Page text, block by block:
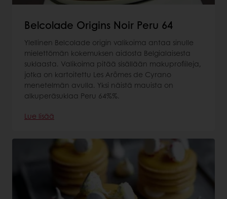
Belcolade Origins Noir Peru 64
Ylellinen Belcolade origin valikoima antaa sinulle
mielettömän kokemuksen aidosta Belgialaisesta
suklaasta. Valikoima pitää sisällään makuprofiileja,
jotka on kartoitettu Les Arômes de Cyrano
menetelmän avulla. Yksi näistä mauista on
alkuperäsuklaa Peru 64%%.
Lue lisää